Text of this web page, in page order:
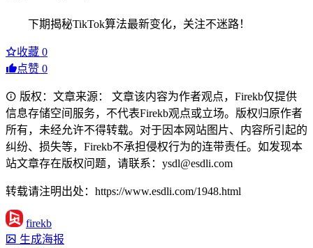
下期揭秘TikTok算法最新变化，关注不迷路！
收藏 0
点赞 0
版权：文章来源： 文章该内容为作者观点，Firekb仅提供
信息存储空间服务，不代表Firekb观点或立场。版权归原作者
所有，未经允许不得转载。对于因本网站图片、内容所引起的
纠纷、损失等，Firekb不承担侵权行为的连带责任。如发现本
站文章存在版权问题，请联系：ysdl@esdli.com
转载请注明出处：https://www.esdli.com/1948.html
firekb
生成海报